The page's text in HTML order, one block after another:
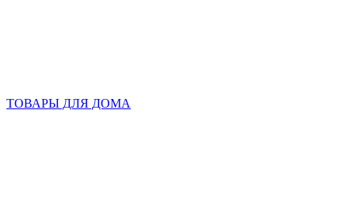
ТОВАРЫ ДЛЯ ДОМА